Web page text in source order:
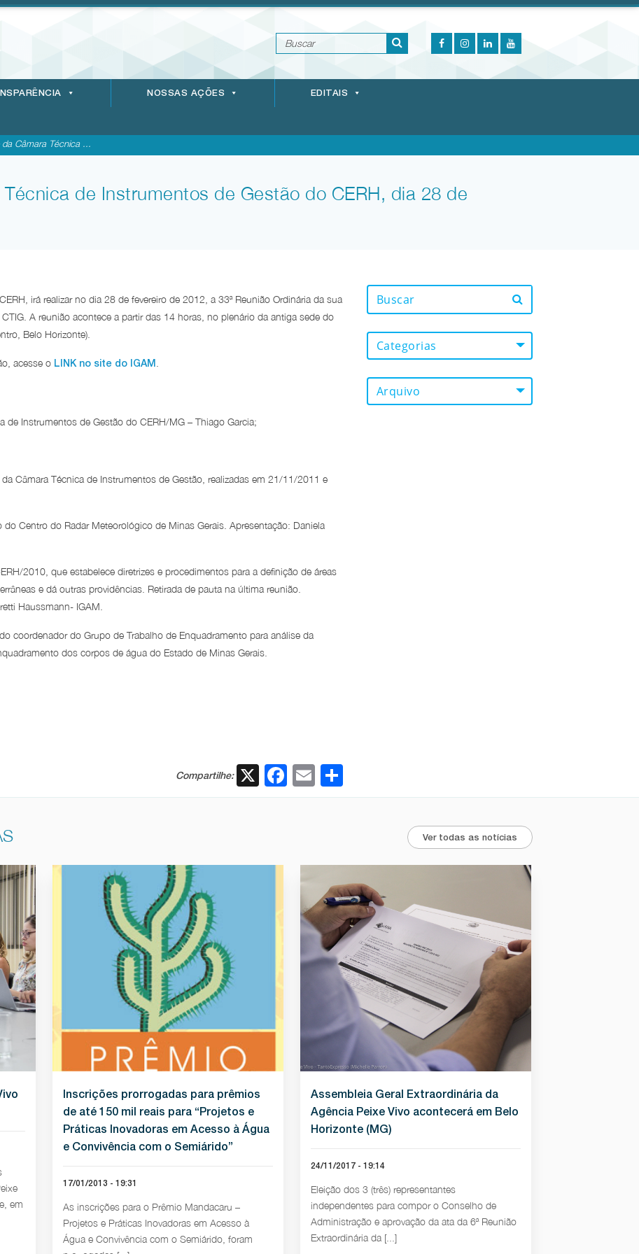
NOSSAS AÇÕES EDITAIS
da Câmara Técnica ...
Técnica de Instrumentos de Gestão do CERH, dia 28 de
irá realizar no dia 28 de fevereiro de 2012, a 33ª Reunião Ordinária da sua
A reunião acontece a partir das 14 horas, no plenário da antiga sede do
Belo Horizonte).
acesse o LINK no site do IGAM
de Instrumentos de Gestão do CERH/MG – Thiago Garcia;
Câmara Técnica de Instrumentos de Gestão, realizadas em 21/11/2011 e
Centro do Radar Meteorológico de Minas Gerais. Apresentação: Daniela
2010, que estabelece diretrizes e procedimentos para a definição de áreas
e dá outras providências. Retirada de pauta na última reunião.
Haussmann- IGAM.
coordenador do Grupo de Trabalho de Enquadramento para análise da
dos corpos de água do Estado de Minas Gerais.
Compartilhe: X Facebook
EmailShare
Categorias
Arquivo
Ver todas as notícias
em
Inscrições prorrogadas para prêmios
de até 150 mil reais para “Projetos e
Práticas Inovadoras em Acesso à Água
e Convivência com o Semiárido”
17/01/2013 - 19:31
As inscrições para o Prêmio Mandacaru –
Projetos e Práticas Inovadoras em Acesso à
Água e Convivência com o Semiárido, foram
Assembleia Geral Extraordinária da
Agência Peixe Vivo acontecerá em Belo
Horizonte (MG)
24/11/2017 - 19:14
Eleição dos 3 (três) representantes
independentes para compor o Conselho de
Administração e aprovação da ata da 6ª Reunião
Extraordinária da [...]